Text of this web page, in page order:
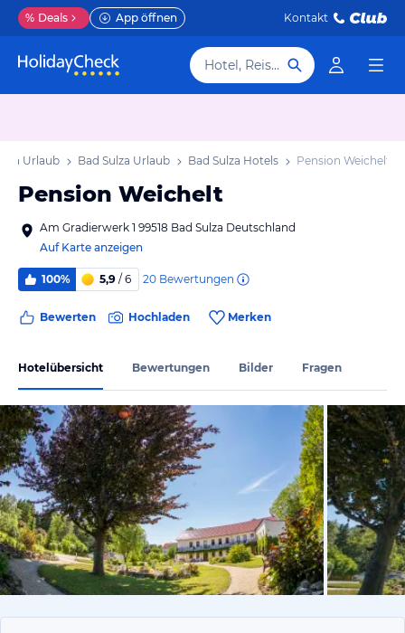
% Deals App öffnen Kontakt
Hotel, Reiseziel
Urlaub Bad Sulza Urlaub Bad Sulza Hotels Pension Weichelt
Pension Weichelt
Am Gradierwerk 1 99518 Bad Sulza Deutschland
Auf Karte anzeigen
100% 5,9 / 6 20 Bewertungen
Bewerten Hochladen Merken
Hotelübersicht Bewertungen Bilder Fragen
vom